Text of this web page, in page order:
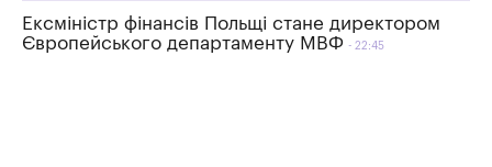
Ексміністр фінансів Польщі стане директором
Європейського департаменту МВФ
22:45